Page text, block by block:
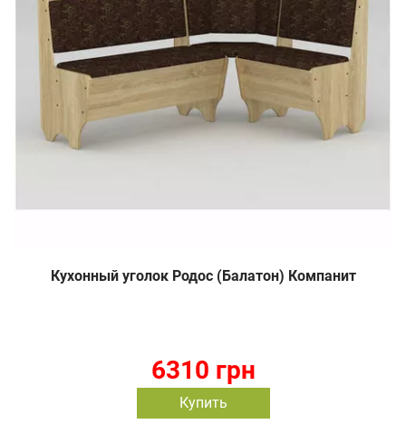
Кухонный уголок Родос (Балатон) Компанит
6310 грн
Купить